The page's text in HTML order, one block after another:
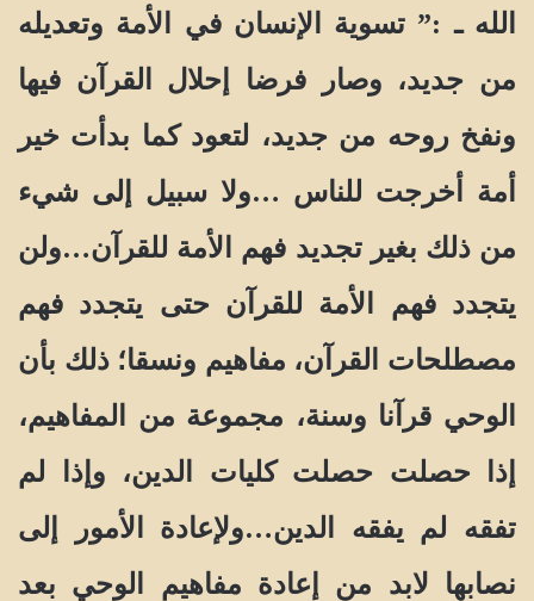
الله ـ :” تسوية الإنسان في الأمة وتعديله
من جديد، وصار فرضا إحلال القرآن فيها
ونفخ روحه من جديد، لتعود كما بدأت خير
أمة أخرجت للناس …ولا سبيل إلى شيء
من ذلك بغير تجديد فهم الأمة للقرآن…ولن
يتجدد فهم الأمة للقرآن حتى يتجدد فهم
مصطلحات القرآن، مفاهيم ونسقا؛ ذلك بأن
الوحي قرآنا وسنة، مجموعة من المفاهيم،
إذا حصلت حصلت كليات الدين، وإذا لم
تفقه لم يفقه الدين…ولإعادة الأمور إلى
نصابها لابد من إعادة مفاهيم الوحي بعد